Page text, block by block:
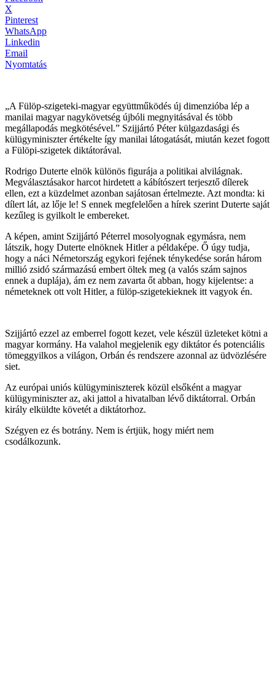
X
Pinterest
WhatsApp
Linkedin
Email
Nyomtatás
„A Fülöp-szigeteki-magyar együttműködés új dimenzióba lép a
manilai magyar nagykövetség újbóli megnyitásával és több
megállapodás megkötésével.” Szijjártó Péter külgazdasági és
külügyminiszter értékelte így manilai látogatását, miután kezet fogott
a Fülöpi-szigetek diktátorával.
Rodrigo Duterte elnök különös figurája a politikai alvilágnak.
Megválasztásakor harcot hirdetett a kábítószert terjesztő dílerek
ellen, ezt a küzdelmet azonban sajátosan értelmezte. Azt mondta: ki
dílert lát, az lője le! S ennek megfelelően a hírek szerint Duterte saját
kezűleg is gyilkolt le embereket.
A képen, amint Szijjártó Péterrel mosolyognak egymásra, nem
látszik, hogy Duterte elnöknek Hitler a példaképe. Ő úgy tudja,
hogy a náci Németország egykori fejének ténykedése során három
millió zsidó származású embert öltek meg (a valós szám sajnos
ennek a duplája), ám ez nem zavarta őt abban, hogy kijelentse: a
németeknek ott volt Hitler, a fülöp-szigetekieknek itt vagyok én.
Szijjártó ezzel az emberrel fogott kezet, vele készül üzleteket kötni a
magyar kormány. Ha valahol megjelenik egy diktátor és potenciális
tömeggyilkos a világon, Orbán és rendszere azonnal az üdvözlésére
siet.
Az európai uniós külügyminiszterek közül elsőként a magyar
külügyminiszter az, aki jattol a hivatalban lévő diktátorral. Orbán
király elküldte követét a diktátorhoz.
Szégyen ez és botrány. Nem is értjük, hogy miért nem
csodálkozunk.